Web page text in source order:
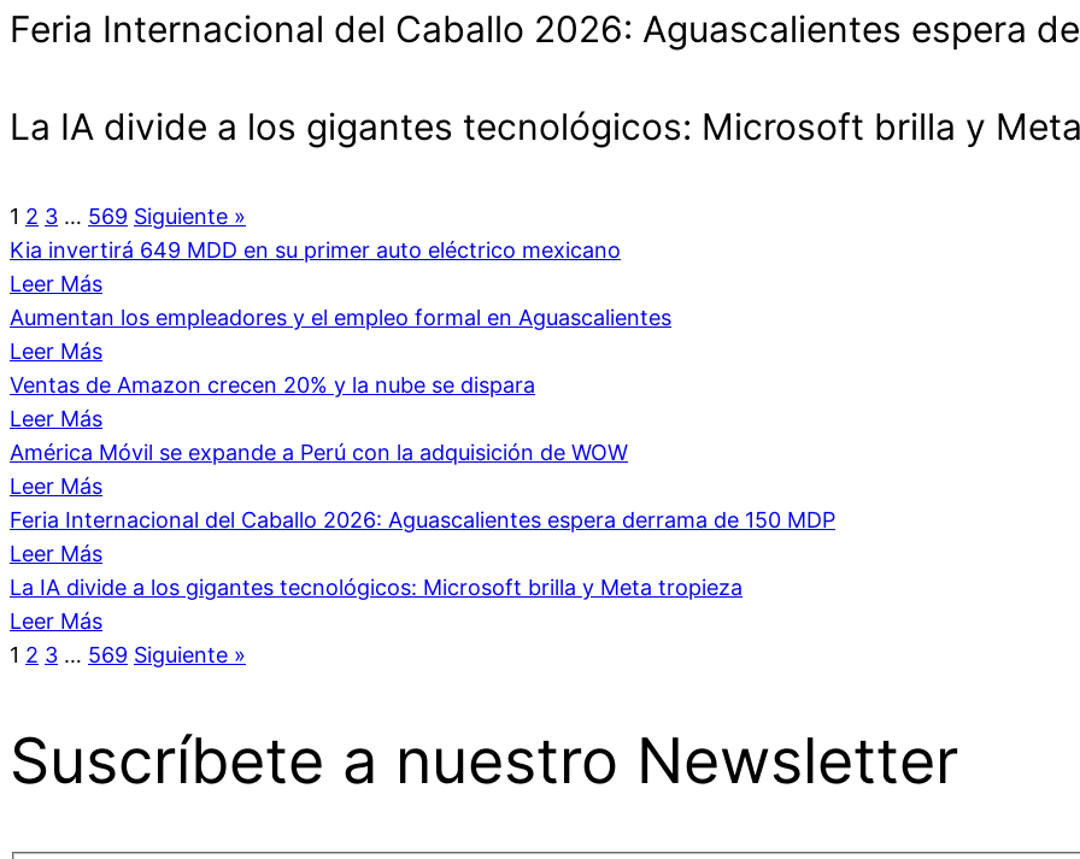
Feria Internacional del Caballo 2026: Aguascalientes espera
La IA divide a los gigantes tecnológicos: Microsoft brilla y
1 2 3 … 569 Siguiente »
Kia invertirá 649 MDD en su primer auto eléctrico mexicano
Leer Más
Aumentan los empleadores y el empleo formal en Aguascalientes
Leer Más
Ventas de Amazon crecen 20% y la nube se dispara
Leer Más
América Móvil se expande a Perú con la adquisición de WOW
Leer Más
Feria Internacional del Caballo 2026: Aguascalientes espera derrama de 150 MDP
Leer Más
La IA divide a los gigantes tecnológicos: Microsoft brilla y Meta tropieza
Leer Más
1 2 3 … 569 Siguiente »
Suscríbete a nuestro Newsletter